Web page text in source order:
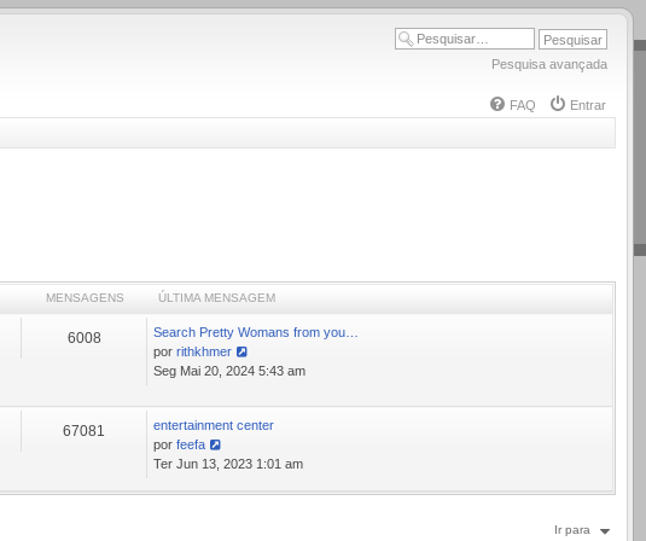
Pesquisa avançada
FAQ
Entrar
MENSAGENS ÚLTIMA MENSAGEM
6008
Search Pretty Womans from you…
porrithkhmer
Ver
mensagem
Seg Mai 20, 2024 5:43 am
67081
entertainment center
porfeefa
Ver
Ter Jun 13, 2023 1:01 am
Ir para